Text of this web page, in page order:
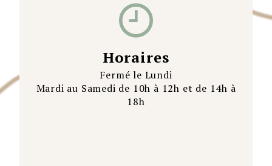
Horaires
Fermé le Lundi
Mardi au Samedi de 10h à 12h et de 14h à
18h